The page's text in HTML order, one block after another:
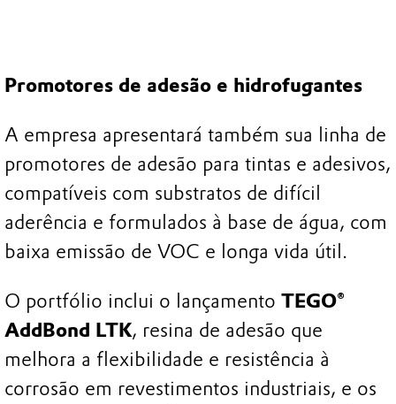
Promotores de adesão e hidrofugantes
A empresa apresentará também sua linha de
promotores de adesão para tintas e adesivos,
compatíveis com substratos de difícil
aderência e formulados à base de água, com
baixa emissão de VOC e longa vida útil.
O portfólio inclui o lançamento TEGO®
AddBond LTK, resina de adesão que
melhora a flexibilidade e resistência à
corrosão em revestimentos industriais, e os